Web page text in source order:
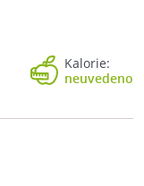
Kalorie:
neuvedeno